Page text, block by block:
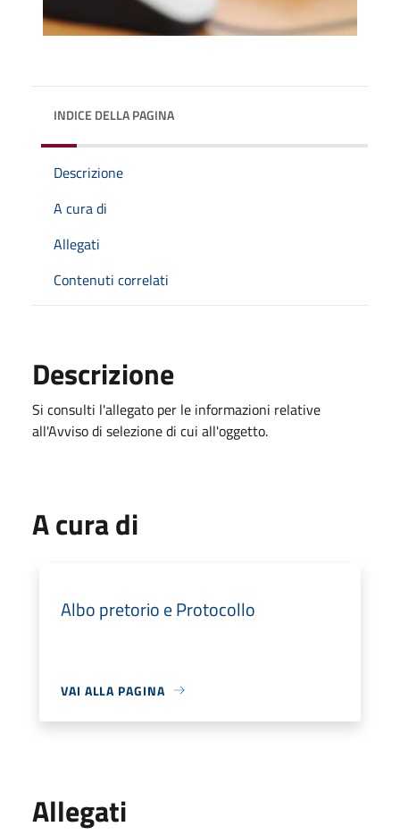
INDICE DELLA PAGINA
Descrizione
A cura di
Allegati
Contenuti correlati
Descrizione
Si consulti l'allegato per le informazioni relative
all'Avviso di selezione di cui all'oggetto.
A cura di
Albo pretorio e Protocollo
VAI ALLA PAGINA
Allegati